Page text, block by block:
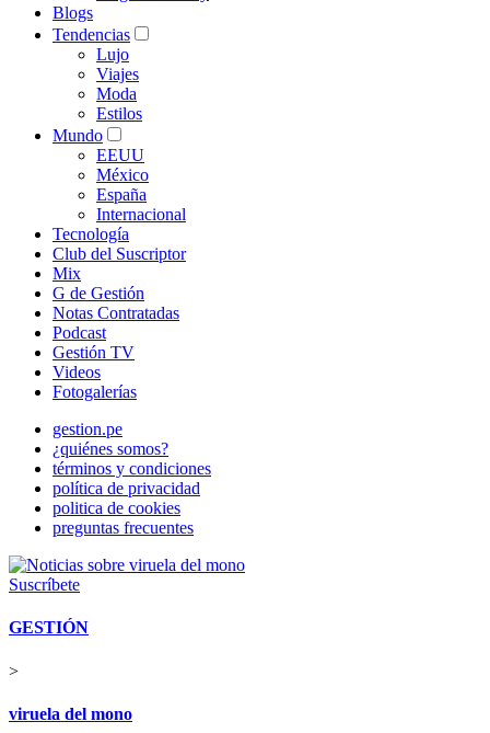
Blogs
Tendencias
Lujo
Viajes
Moda
Estilos
Mundo
EEUU
México
España
Internacional
Tecnología
Club del Suscriptor
Mix
G de Gestión
Notas Contratadas
Podcast
Gestión TV
Videos
Fotogalerías
gestion.pe
¿quiénes somos?
términos y condiciones
política de privacidad
politica de cookies
preguntas frecuentes
Suscríbete
GESTIÓN
>
viruela del mono